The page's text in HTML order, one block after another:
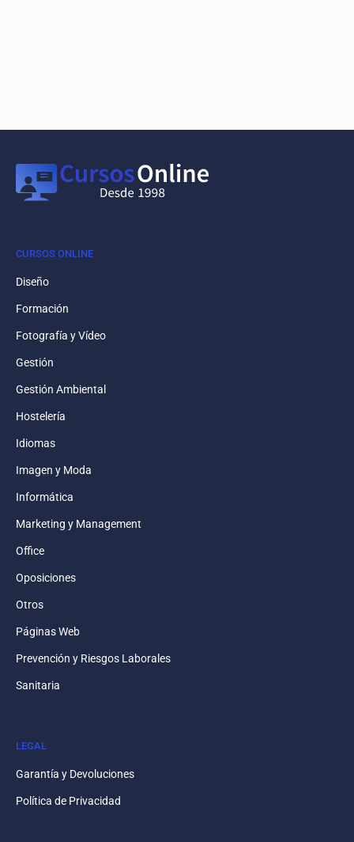
CURSOS ONLINE
Diseño
Formación
Fotografía y Vídeo
Gestión
Gestión Ambiental
Hostelería
Idiomas
Imagen y Moda
Informática
Marketing y Management
Office
Oposiciones
Otros
Páginas Web
Prevención y Riesgos Laborales
Sanitaria
LEGAL
Garantía y Devoluciones
Política de Privacidad